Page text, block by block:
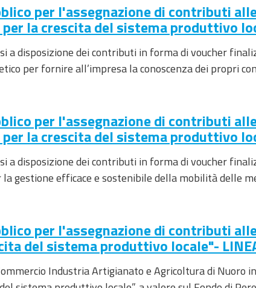
per l'assegnazione di contributi
la crescita del sistema produttivo
a disposizione dei contributi in forma di voucher
per fornire all’impresa la conoscenza dei propri
per l'assegnazione di contributi
la crescita del sistema produttivo
a disposizione dei contributi in forma di voucher
gestione efficace e sostenibile della mobilità delle
per l'assegnazione di contributi
del sistema produttivo locale"-
Industria Artigianato e Agricoltura di